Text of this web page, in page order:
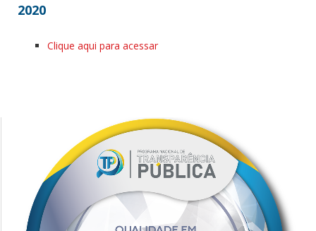
2020
Clique aqui para acessar